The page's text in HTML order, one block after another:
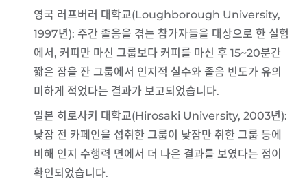
영국 러프버러 대학교(Loughborough University,
1997년): 주간 졸음을 겪는 참가자들을 대상으로 한 실험
에서, 커피만 마신 그룹보다 커피를 마신 후 15~20분간
짧은 잠을 잔 그룹에서 인지적 실수와 졸음 빈도가 유의
미하게 적었다는 결과가 보고되었습니다.
일본 히로사키 대학교(Hirosaki University, 2003년):
낮잠 전 카페인을 섭취한 그룹이 낮잠만 취한 그룹 등에
비해 인지 수행력 면에서 더 나은 결과를 보였다는 점이
확인되었습니다.